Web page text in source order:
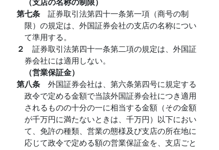
第七条 証券取引法第四十一条第一項（商号の制
限）の規定は、外国証券会社の支店の名称につい
て準用する。
２ 証券取引法第四十一条第二項の規定は、外国証
券会社には適用しない。
（営業保証金）
第八条 外国証券会社は、第六条第四号に規定する
政令で定める金額で当該外国証券会社につき適用
されるものの十分の一に相当する金額（その金額
が千万円に満たないときは、千万円）以下におい
て、免許の種類、営業の態様及び支店の所在地に
応じて政令で定める額の営業保証金を、支店ごと